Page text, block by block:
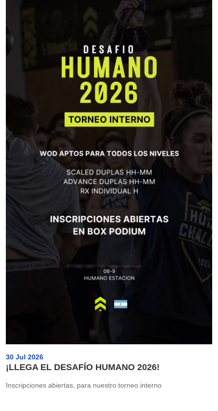
30 Jul 2026
¡LLEGA EL DESAFÍO HUMANO 2026!
Inscripciones abiertas, para nuestro torneo interno